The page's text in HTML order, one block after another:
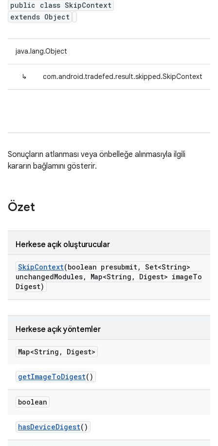
public class SkipContext
extends Object
java.lang.Object
↳ com.android.tradefed.result.skipped.SkipContext
Sonuçların atlanması veya önbelleğe alınmasıyla ilgili
kararın bağlamını gösterir.
Özet
Herkese açık oluşturucular
SkipContext(boolean presubmit, Set<String>
unchangedModules, Map<String , Digest> imageTo
Digest)
Herkese açık yöntemler
Map<String , Digest>
getImageToDigest()
boolean
hasDeviceDigest()